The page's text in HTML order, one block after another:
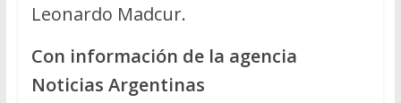
Leonardo Madcur.
Con información de la agencia
Noticias Argentinas